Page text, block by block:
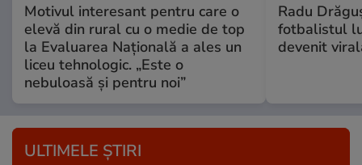
Motivul interesant pentru care o
elevă din rural cu o medie de top
la Evaluarea Națională a ales un
liceu tehnologic. „Este o
nebuloasă și pentru noi”
Radu
fotbalistul
devenit
ULTIMELE ȘTIRI